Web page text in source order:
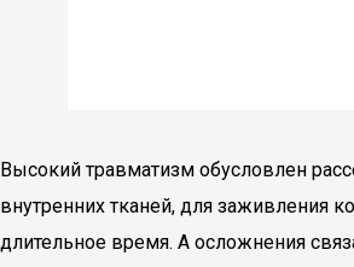
Высокий травматизм обусловлен
внутренних тканей, для заживления
длительное время. А осложнения